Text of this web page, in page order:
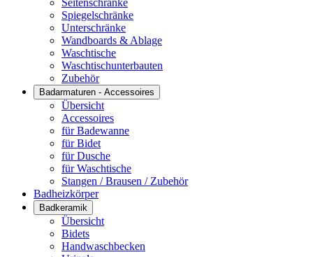
Seitenschränke
Spiegelschränke
Unterschränke
Wandboards & Ablage
Waschtische
Waschtischunterbauten
Zubehör
Badarmaturen - Accessoires
Übersicht
Accessoires
für Badewanne
für Bidet
für Dusche
für Waschtische
Stangen / Brausen / Zubehör
Badheizkörper
Badkeramik
Übersicht
Bidets
Handwaschbecken